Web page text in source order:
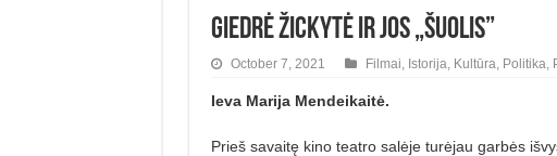
Giedrė Žickytė ir jos „Šuolis”
October 7, 2021 Filmai Istorija Kultūra Politika
Ieva Marija Mendeikaitė.
Prieš savaitę kino teatro salėje turėjau garbės